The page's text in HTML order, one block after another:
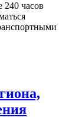
240 часов